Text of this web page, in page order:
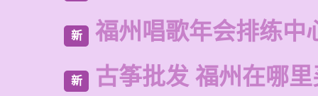
新 福州唱歌年会排练中
新 古筝批发 福州在哪